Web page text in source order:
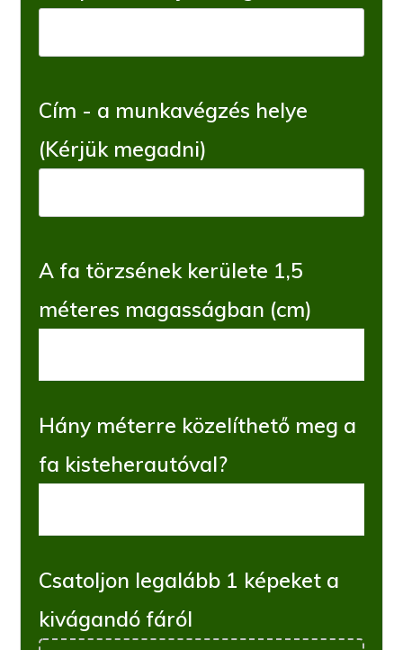
Cím - a munkavégzés helye
(Kérjük megadni)
A fa törzsének kerülete 1,5
méteres magasságban (cm)
Hány méterre közelíthető meg a
fa kisteherautóval?
Csatoljon legalább 1 képeket a
kivágandó fáról